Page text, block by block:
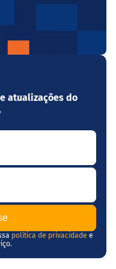
atualizações do
política de privacidade e